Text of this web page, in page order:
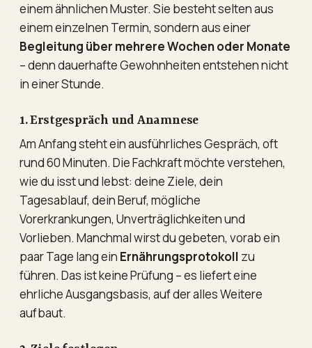
einem ähnlichen Muster. Sie besteht selten aus
einem einzelnen Termin, sondern aus einer
Begleitung über mehrere Wochen oder Monate
– denn dauerhafte Gewohnheiten entstehen nicht
in einer Stunde.
1. Erstgespräch und Anamnese
Am Anfang steht ein ausführliches Gespräch, oft
rund 60 Minuten. Die Fachkraft möchte verstehen,
wie du isst und lebst: deine Ziele, dein
Tagesablauf, dein Beruf, mögliche
Vorerkrankungen, Unverträglichkeiten und
Vorlieben. Manchmal wirst du gebeten, vorab ein
paar Tage lang ein Ernährungsprotokoll zu
führen. Das ist keine Prüfung – es liefert eine
ehrliche Ausgangsbasis, auf der alles Weitere
aufbaut.